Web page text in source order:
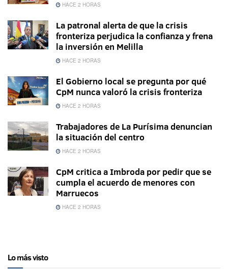
HACE 2 HORAS
La patronal alerta de que la crisis
fronteriza perjudica la confianza y frena
la inversión en Melilla
HACE 2 HORAS
El Gobierno local se pregunta por qué
CpM nunca valoró la crisis fronteriza
HACE 2 HORAS
Trabajadores de La Purísima denuncian
la situación del centro
HACE 2 HORAS
CpM critica a Imbroda por pedir que se
cumpla el acuerdo de menores con
Marruecos
HACE 2 HORAS
Lo más visto